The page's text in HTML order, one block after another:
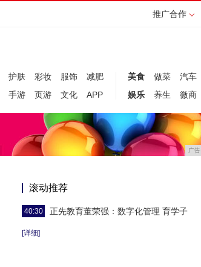
推广合作
护肤 彩妆 服饰
减肥
手游 页游 文化 APP
美食 做菜
汽车
娱乐
养生 微商
广告
滚动推荐
40:30 正先教育董荣强：数字化管理 育学子
[详细]